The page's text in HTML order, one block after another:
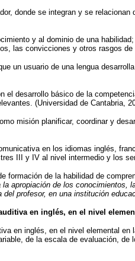
donde se integran y se
y al dominio de una habilidad;
las convicciones y otros rasgos
un usuario de una lengua
el desarrollo básico de la
(Universidad de Cantabria,
misión planificar, coordinar y
en los idiomas inglés,
III y IV al nivel intermedio y los
formación de la habilidad de
apropiación de los
profesor, en una institución
en inglés, en el nivel
en inglés, en el nivel elemental
de la escala de evaluación,